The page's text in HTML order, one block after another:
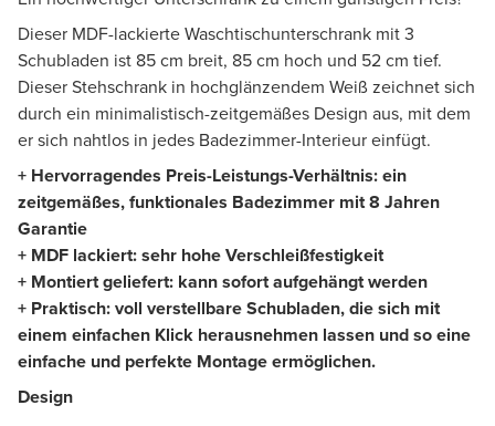
Dieser MDF-lackierte Waschtischunterschrank mit 3
Schubladen ist 85 cm breit, 85 cm hoch und 52 cm tief.
Dieser Stehschrank in hochglänzendem Weiß zeichnet sich
durch ein minimalistisch-zeitgemäßes Design aus, mit dem
er sich nahtlos in jedes Badezimmer-Interieur einfügt.
+ Hervorragendes Preis-Leistungs-Verhältnis: ein
zeitgemäßes, funktionales Badezimmer mit 8 Jahren
Garantie
+ MDF lackiert: sehr hohe Verschleißfestigkeit
+ Montiert geliefert: kann sofort aufgehängt werden
+ Praktisch: voll verstellbare Schubladen, die sich mit
einem einfachen Klick herausnehmen lassen und so eine
einfache und perfekte Montage ermöglichen.
Design